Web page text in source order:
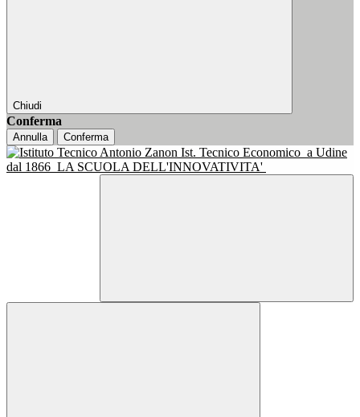
Chiudi
Conferma
Annulla Conferma
Ist. Tecnico Economico a Udine
dal 1866 LA SCUOLA DELL'INNOVATIVITA'